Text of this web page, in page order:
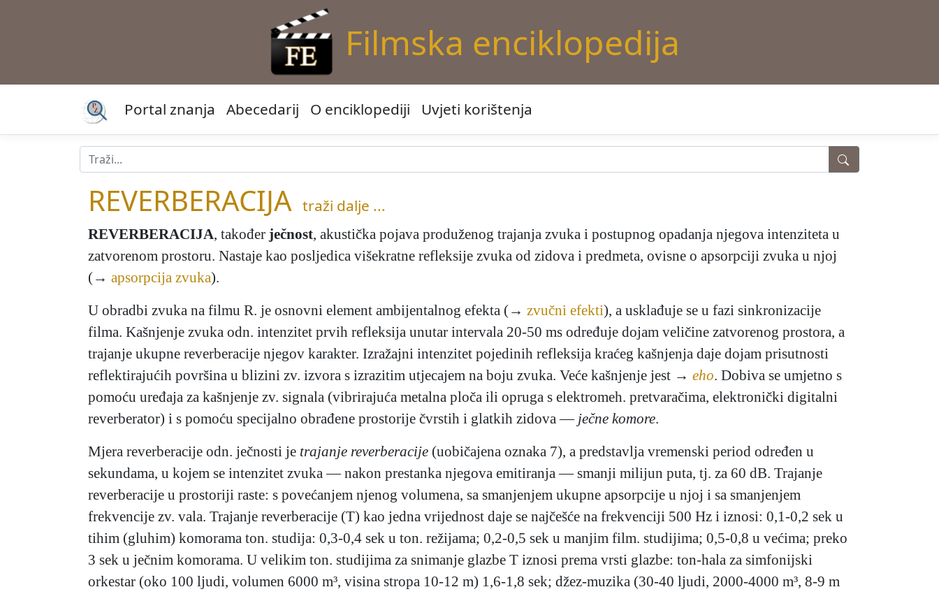
Filmska enciklopedija
Portal znanja Abecedarij O enciklopediji Uvjeti korištenja
REVERBERACIJA traži dalje ...
REVERBERACIJA, također ječnost, akustička pojava produženog trajanja zvuka i postupnog opadanja njegova intenziteta u
zatvorenom prostoru. Nastaje kao posljedica višekratne refleksije zvuka od zidova i predmeta, ovisne o apsorpciji zvuka u njoj
(→ apsorpcija zvuka).
U obradbi zvuka na filmu R. je osnovni element ambijentalnog efekta (→ zvučni efekti), a usklađuje se u fazi sinkronizacije
filma. Kašnjenje zvuka odn. intenzitet prvih refleksija unutar intervala 20-50 ms određuje dojam veličine zatvorenog prostora, a
trajanje ukupne reverberacije njegov karakter. Izražajni intenzitet pojedinih refleksija kraćeg kašnjenja daje dojam prisutnosti
reflektirajućih površina u blizini zv. izvora s izrazitim utjecajem na boju zvuka. Veće kašnjenje jest → eho. Dobiva se umjetno s
pomoću uređaja za kašnjenje zv. signala (vibrirajuća metalna ploča ili opruga s elektromeh. pretvaračima, elektronički digitalni
reverberator) i s pomoću specijalno obrađene prostorije čvrstih i glatkih zidova — ječne komore.
Mjera reverberacije odn. ječnosti je trajanje reverberacije (uobičajena oznaka 7), a predstavlja vremenski period određen u
sekundama, u kojem se intenzitet zvuka — nakon prestanka njegova emitiranja — smanji milijun puta, tj. za 60 dB. Trajanje
reverberacije u prostoriji raste: s povećanjem njenog volumena, sa smanjenjem ukupne apsorpcije u njoj i sa smanjenjem
frekvencije zv. vala. Trajanje reverberacije (T) kao jedna vrijednost daje se najčešće na frekvenciji 500 Hz i iznosi: 0,1-0,2 sek u
tihim (gluhim) komorama ton. studija: 0,3-0,4 sek u ton. režijama; 0,2-0,5 sek u manjim film. studijima; 0,5-0,8 u većima; preko
3 sek u ječnim komorama. U velikim ton. studijima za snimanje glazbe T iznosi prema vrsti glazbe: ton-hala za simfonijski
orkestar (oko 100 ljudi, volumen 6000 m³, visina stropa 10-12 m) 1,6-1,8 sek; džez-muzika (30-40 ljudi, 2000-4000 m³, 8-9 m